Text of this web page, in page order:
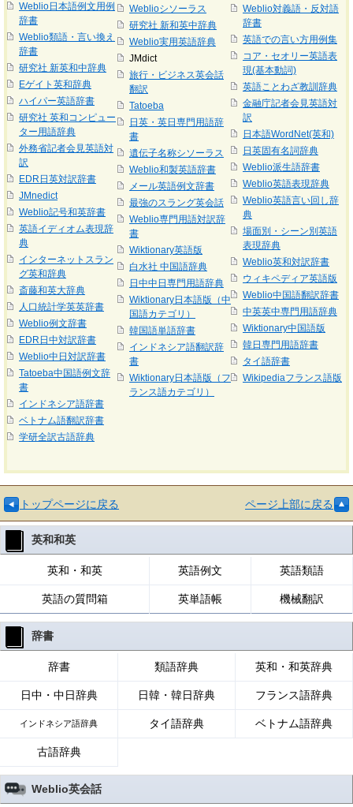
Weblio日本語例文用例
辞書
Weblio類語・言い換え
辞書
研究社 新英和中辞典
Eゲイト英和辞典
ハイパー英語辞書
研究社 英和コンピュー
ター用語辞典
外務省記者会見英語対
訳
EDR日英対訳辞書
JMnedict
Weblio記号和英辞書
英語イディオム表現辞
典
インターネットスラン
グ英和辞典
斎藤和英大辞典
人口統計学英英辞書
Weblio例文辞書
EDR日中対訳辞書
Weblio中日対訳辞書
Tatoeba中国語例文辞
書
インドネシア語辞書
ベトナム語翻訳辞書
学研全訳古語辞典
Weblioシソーラス
研究社 新和英中辞典
Weblio実用英語辞典
JMdict
旅行・ビジネス英会話
翻訳
Tatoeba
日英・英日専門用語辞
書
遺伝子名称シソーラス
Weblio和製英語辞書
メール英語例文辞書
最強のスラング英会話
Weblio専門用語対訳辞
書
Wiktionary英語版
白水社 中国語辞典
日中中日専門用語辞典
Wiktionary日本語版（中
国語カテゴリ）
韓国語単語辞書
インドネシア語翻訳辞
書
Wiktionary日本語版（フ
ランス語カテゴリ）
Weblio対義語・反対語
辞書
英語での言い方用例集
コア・セオリー英語表
現(基本動詞)
英語ことわざ教訓辞典
金融庁記者会見英語対
訳
日本語WordNet(英和)
日英固有名詞辞典
Weblio派生語辞書
Weblio英語表現辞典
Weblio英語言い回し辞
典
場面別・シーン別英語
表現辞典
Weblio英和対訳辞書
ウィキペディア英語版
Weblio中国語翻訳辞書
中英英中専門用語辞典
Wiktionary中国語版
韓日専門用語辞書
タイ語辞書
Wikipediaフランス語版
トップページに戻る ページ上部に戻る
英和和英
英和・和英 英語例文 英語類語
英語の質問箱 英単語帳 機械翻訳
辞書
辞書 類語辞典 英和・和英辞典
日中・中日辞典 日韓・韓日辞典 フランス語辞典
インドネシア語辞典 タイ語辞典 ベトナム語辞典
古語辞典
Weblio英会話